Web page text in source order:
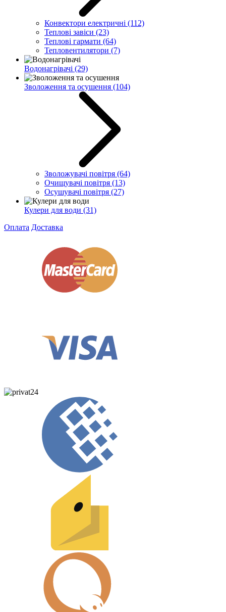
Конвектори електричні (112)
Теплові завіси (23)
Теплові гармати (64)
Тепловентилятори (7)
Водонагрівачі (29)
Зволоження та осушення (104)
Зволожувачі повітря (64)
Очищувачі повітря (13)
Осушувачі повітря (27)
Кулери для води (31)
Оплата Доставка